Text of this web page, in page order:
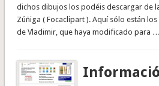
dichos dibujos los podéis descargar de
Zúñiga ( Focaclipart ). Aquí sólo están
de Vladimir, que haya modificado para …